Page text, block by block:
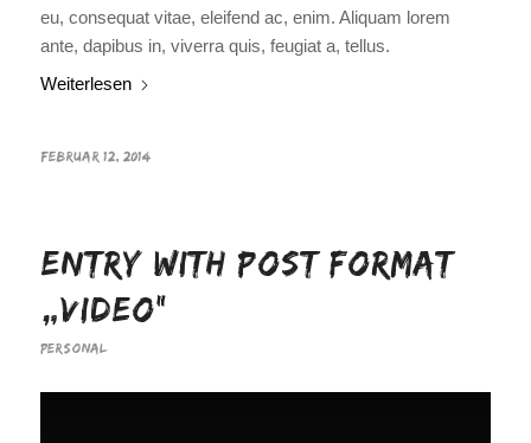
eu, consequat vitae, eleifend ac, enim. Aliquam lorem
ante, dapibus in, viverra quis, feugiat a, tellus.
Weiterlesen
FEBRUAR 12, 2014
Entry with Post Format
„Video“
PERSONAL